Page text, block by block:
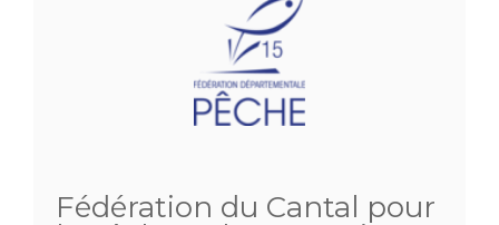
Fédération du Cantal pour